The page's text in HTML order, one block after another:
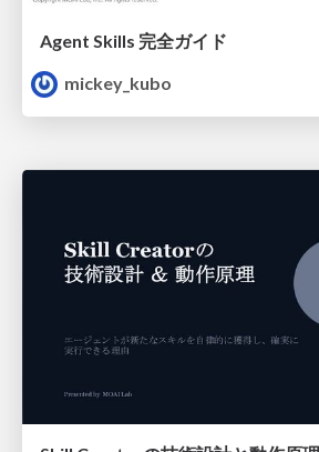
Agent Skills 完全ガイド
mickey_kubo